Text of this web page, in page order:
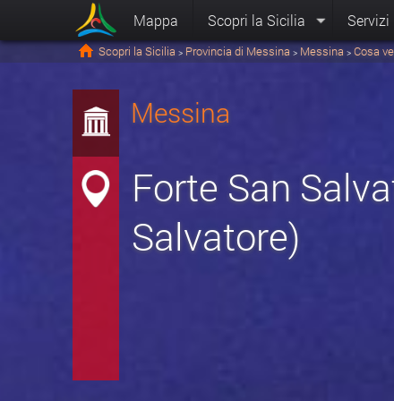
Mappa Scopri la Sicilia Servizi
Scopri la Sicilia > Provincia di Messina > Messina > Cosa
Messina
Forte San
Salvatore)